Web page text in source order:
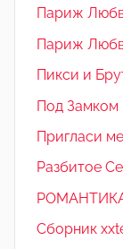
Париж
Париж
Пикси и
Под Замком
Пригласи
Разбитое
Сборник